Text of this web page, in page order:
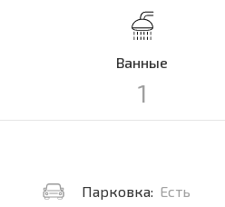
Ванные
1
Парковка: Есть